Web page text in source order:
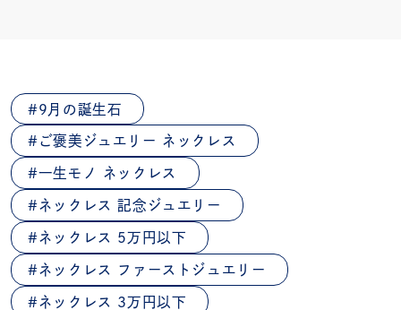
9月の誕生石
ご褒美ジュエリー ネックレス
一生モノ ネックレス
ネックレス 記念ジュエリー
ネックレス 5万円以下
ネックレス ファーストジュエリー
ネックレス 3万円以下